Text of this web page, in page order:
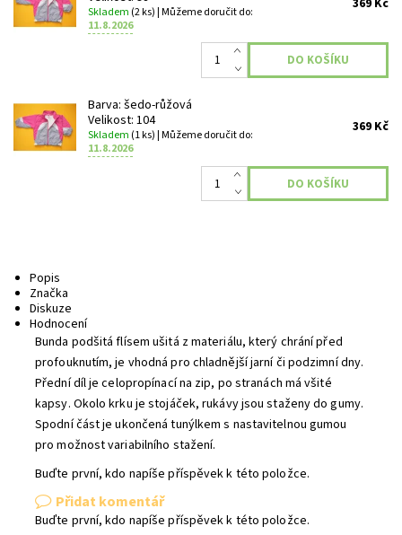
Skladem (2 ks)| Můžeme doručit do:
11.8.2026
369 Kč
Barva: šedo-růžová
Velikost: 104
Skladem (1 ks)| Můžeme doručit do:
11.8.2026
369 Kč
Popis
Značka
Diskuze
Hodnocení
Bunda podšitá flísem ušitá z materiálu, který chrání před
profouknutím, je vhodná pro chladnější jarní či podzimní dny.
Přední díl je celopropínací na zip, po stranách má všité
kapsy. Okolo krku je stojáček, rukávy jsou staženy do gumy.
Spodní část je ukončená tunýlkem s nastavitelnou gumou
pro možnost variabilního stažení.
Buďte první, kdo napíše příspěvek k této položce.
Přidat komentář
Buďte první, kdo napíše příspěvek k této položce.